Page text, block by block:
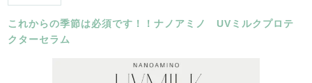
これからの季節は必須です！！ナノアミノ UVミルクプロテ
クターセラム